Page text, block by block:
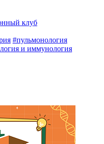
клуб
#пульмонология
и иммунология